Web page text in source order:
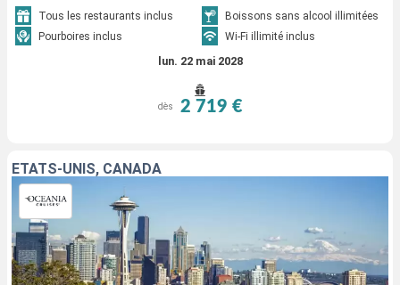
Tous les restaurants inclus
Boissons sans alcool illimitées
Pourboires inclus
Wi-Fi illimité inclus
lun. 22 mai 2028
dès 2 719 €
ÉTATS-UNIS, CANADA